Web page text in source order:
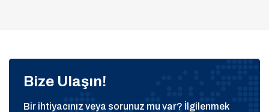
Bize Ulaşın!
Bir ihtiyacınız veya sorunuz mu var? İlgilenmek